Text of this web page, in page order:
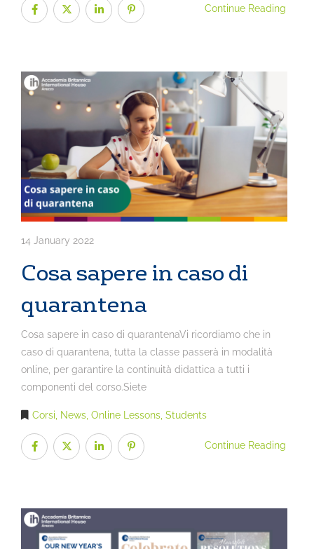
Continue Reading
14 January 2022
Cosa sapere in caso di
quarantena
Cosa sapere in caso di quarantenaVi ricordiamo che in
caso di quarantena, tutta la classe passerà in modalità
online, per garantire la continuità didattica a tutti i
componenti del corso.Siete
Corsi News Online Lessons Students
Continue Reading